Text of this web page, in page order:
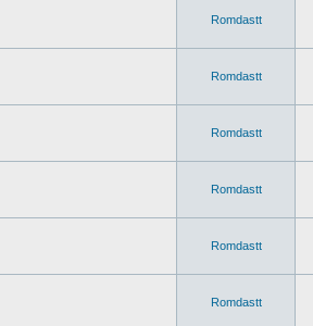
Romdastt
Romdastt
Romdastt
Romdastt
Romdastt
Romdastt